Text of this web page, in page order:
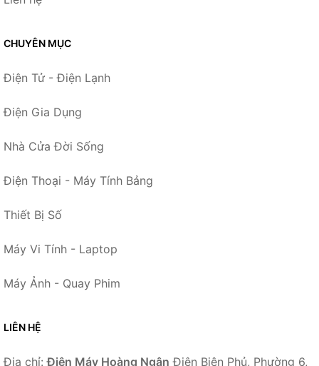
CHUYÊN MỤC
Điện Tử - Điện Lạnh
Điện Gia Dụng
Nhà Cửa Đời Sống
Điện Thoại - Máy Tính Bảng
Thiết Bị Số
Máy Vi Tính - Laptop
Máy Ảnh - Quay Phim
LIÊN HỆ
Địa chỉ:Điện Máy Hoàng Ngân Điện Biên Phủ, Phường 6,